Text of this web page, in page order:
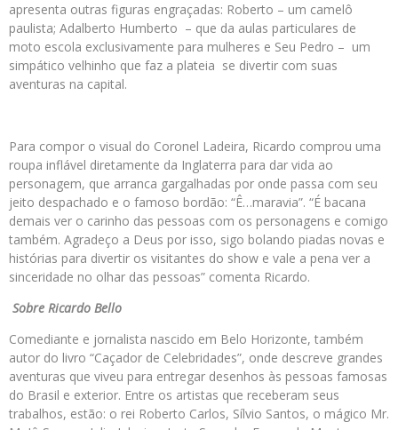
apresenta outras figuras engraçadas: Roberto – um camelô
paulista; Adalberto Humberto – que da aulas particulares de
moto escola exclusivamente para mulheres e Seu Pedro – um
simpático velhinho que faz a plateia se divertir com suas
aventuras na capital.
Para compor o visual do Coronel Ladeira, Ricardo comprou uma
roupa inflável diretamente da Inglaterra para dar vida ao
personagem, que arranca gargalhadas por onde passa com seu
jeito despachado e o famoso bordão: “Ê…maravia”. “É bacana
demais ver o carinho das pessoas com os personagens e comigo
também. Agradeço a Deus por isso, sigo bolando piadas novas e
histórias para divertir os visitantes do show e vale a pena ver a
sinceridade no olhar das pessoas” comenta Ricardo.
Sobre Ricardo Bello
Comediante e jornalista nascido em Belo Horizonte, também
autor do livro “Caçador de Celebridades”, onde descreve grandes
aventuras que viveu para entregar desenhos às pessoas famosas
do Brasil e exterior. Entre os artistas que receberam seus
trabalhos, estão: o rei Roberto Carlos, Sílvio Santos, o mágico Mr.